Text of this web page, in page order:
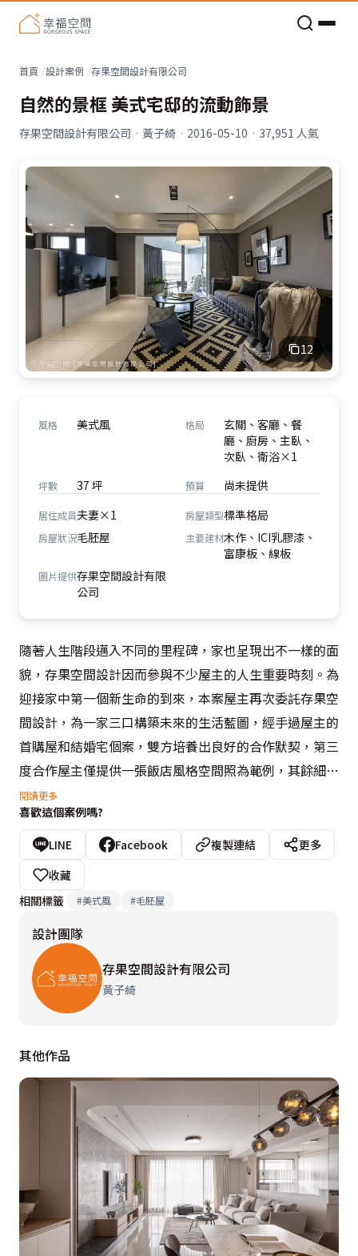
首頁 設計案例 存果空間設計有限公司
自然的景框 美式宅邸的流動飾景
存果空間設計有限公司 · 黃子綺 · 2016-05-10 · 37,951 人氣
12
風格 美式風 格局
玄關、客廳、餐
廳、廚房、主臥、
次臥、衛浴×1
坪數 37 坪 預算 尚未提供
居住成員夫妻×1 房屋類型標準格局
房屋狀況毛胚屋 主要建材木作、ICI乳膠漆、
富康板、線板
圖片提供存果空間設計有限
公司
隨著人生階段邁入不同的里程碑，家也呈現出不一樣的面
貌，存果空間設計因而參與不少屋主的人生重要時刻。為
迎接家中第一個新生命的到來，本案屋主再次委託存果空
間設計，為一家三口構築未來的生活藍圖，經手過屋主的
首購屋和結婚宅個案，雙方培養出良好的合作默契，第三
度合作屋主僅提供一張飯店風格空間照為範例，其餘細節
全權交由黃子綺設計師擘劃，捨棄厚重的肌理和裝飾，透
過簡約俐落的線條，移植美式風格的溫暖和優雅，創造無
拘束的生活框景。
公領域以開放式格局為安排，玄關隔屏後方擁有讓人稱羨
最佳休閒聚落；藉由半高的電視牆體，讓客廳、餐廚區共
存一室，創造出凝聚家人情感的生活動線。加入玻璃媒材
的通透視感，引入充沛的自然光，篩落一地光暈，無形中
將戶外空間納為室內一隅，搭配色調清新的家俬軟件，營
的櫥窗意象，活絡整個空間的調性。
閱讀更多
喜歡這個案例嗎?
LINE Facebook 複製連結
更多
收藏
相關標籤
#美式風 #毛胚屋
設計團隊
存果空間設計有限公司
黃子綺
其他作品